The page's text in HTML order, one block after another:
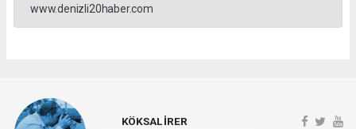
www.denizli20haber.com
KÖKSAL İRER